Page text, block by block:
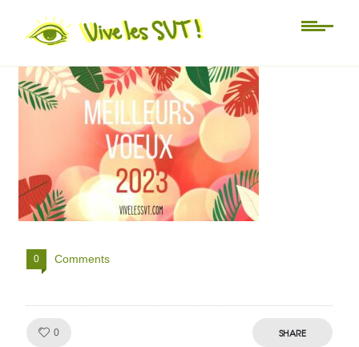
Meilleurs voeux 2023-2
0 Comments
0 SHARE